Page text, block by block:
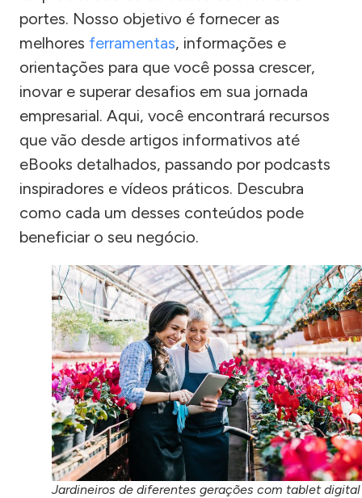
portes. Nosso objetivo é fornecer as
melhores ferramentas, informações e
orientações para que você possa crescer,
inovar e superar desafios em sua jornada
empresarial. Aqui, você encontrará recursos
que vão desde artigos informativos até
eBooks detalhados, passando por podcasts
inspiradores e vídeos práticos. Descubra
como cada um desses conteúdos pode
beneficiar o seu negócio.
Jardineiros de diferentes gerações com tablet digital